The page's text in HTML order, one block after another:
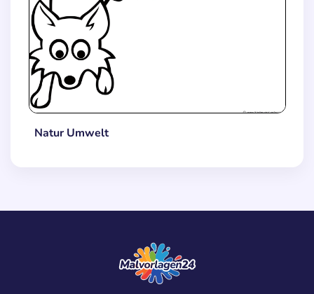
Natur Umwelt